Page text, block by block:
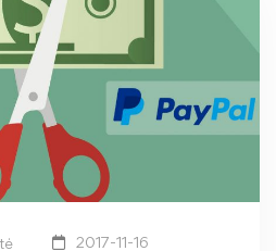
2017-11-16